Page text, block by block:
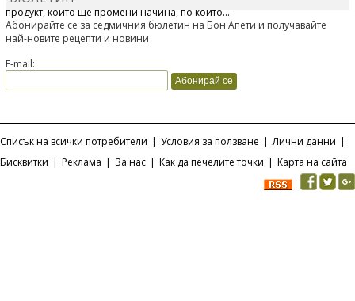
продукт, който ще промени начина, по който...
Абонирайте се за седмичния бюлетин на Бон Апети и получавайте
най-новите рецепти и новини
E-mail:
Списък на всички потребители | Условия за ползване | Лични данни |
Бисквитки | Реклама | За нас | Как да печелите точки | Карта на сайта